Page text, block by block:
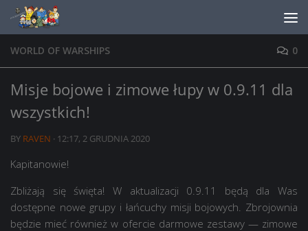
Skip to content
WORLD OF WARSHIPS 0
Misje bojowe i zimowe łupy w 0.9.11 dla
wszystkich!
BY RAVEN · 12:17, 2 GRUDNIA 2020
Kapitanowie!
Zbliżają się święta! W aktualizacji 0.9.11 będą dla Was
dostępne nowe grupy i łańcuchy misji bojowych. Zbrojownia
będzie mieć również w ofercie darmowe zestawy — zimowe